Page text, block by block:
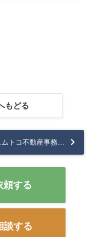
もどる
頼する
談する